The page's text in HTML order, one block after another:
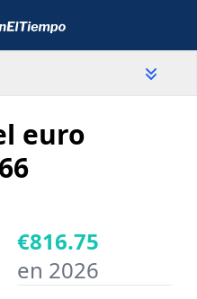
euro
€816.75
en 2026